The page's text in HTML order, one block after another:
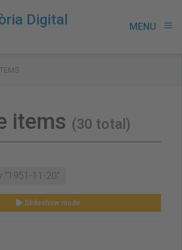
Digital
MENU menu
items (30 total)
"1951-11-20"
Slideshow mode